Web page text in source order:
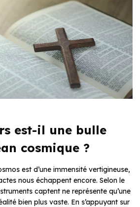
est-il une bulle
cosmique ?
est d’une immensité vertigineuse,
nous échappent encore. Selon le
captent ne représente qu’une
bien plus vaste. En s’appuyant sur